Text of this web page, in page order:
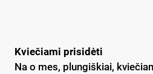
Kviečiami prisidėti
Na o mes, plungiškiai,